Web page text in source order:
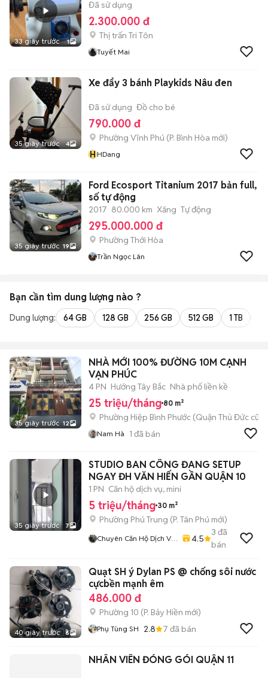
33 giây trước 1
Đã sử dụng
2.300.000 đ
Thị trấn Tri Tôn
Tuyết Mai
35 giây trước 4
Xe đẩy 3 bánh Playkids Nâu đen
Đã sử dụng Đồ cho bé
790.000 đ
Phường Vĩnh Phú (P. Bình Hòa mới)
HHDang
35 giây trước 19
Ford Ecosport Titanium 2017 bản full,
số tự động
2017 80.000 km Xăng Tự động
295.000.000 đ
Phường Thới Hòa
Trần Ngọc Lân
Bạn cần tìm dung lượng nào ?
Dung lượng: 64 GB 128 GB 256 GB 512 GB 1 TB
35 giây trước 12
NHÀ MỚI 100% ĐƯỜNG 10M CẠNH
VẠN PHÚC
4 PN Hướng Tây Bắc Nhà phố liền kề
25 triệu/tháng 80 m²
Phường Hiệp Bình Phước (Quận Thủ Đức cũ)
Nam Hà 1 đã bán
35 giây trước 7
STUDIO BAN CÔNG ĐANG SETUP
NGAY ĐH VĂN HIẾN GẦN QUẬN 10
1 PN Căn hộ dịch vụ, mini
5 triệu/tháng 30 m²
Phường Phú Trung (P. Tân Phú mới)
Chuyên Căn Hộ Dịch Vụ
4.5
3 đã
bán
40 giây trước 6
Quạt SH ý Dylan PS @ chống sôi nước
cựcbền mạnh êm
486.000 đ
Phường 10 (P. Bảy Hiền mới)
Phụ Tùng SH 2.8 7 đã bán
NHÂN VIÊN ĐÓNG GÓI QUẬN 11